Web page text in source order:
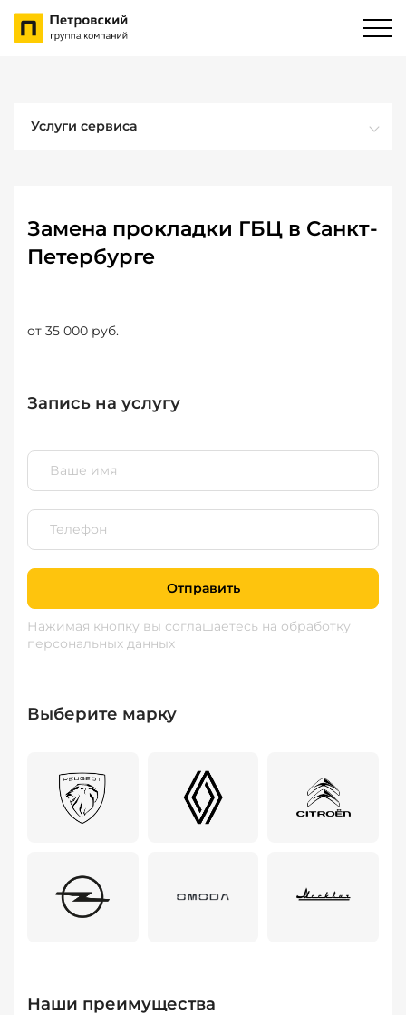
Услуги сервиса
Замена прокладки ГБЦ в Санкт-
Петербурге
от 35 000 руб.
Запись на услугу
Отправить
Нажимая кнопку вы соглашаетесь на обработку
персональных данных
Выберите марку
Наши преимущества